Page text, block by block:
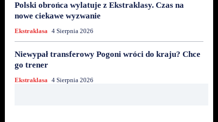
Polski obrońca wylatuje z Ekstraklasy. Czas na
nowe ciekawe wyzwanie
Ekstraklasa 4 Sierpnia 2026
Niewypał transferowy Pogoni wróci do kraju? Chce
go trener
Ekstraklasa 4 Sierpnia 2026